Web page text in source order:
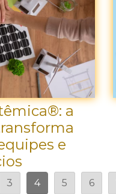
a
e
3 4 5 6